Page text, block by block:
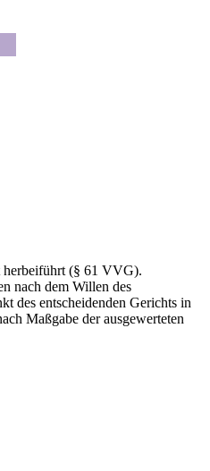
herbeiführt (§ 61 VVG).
nach dem Willen des
des entscheidenden Gerichts in
Maßgabe der ausgewerteten